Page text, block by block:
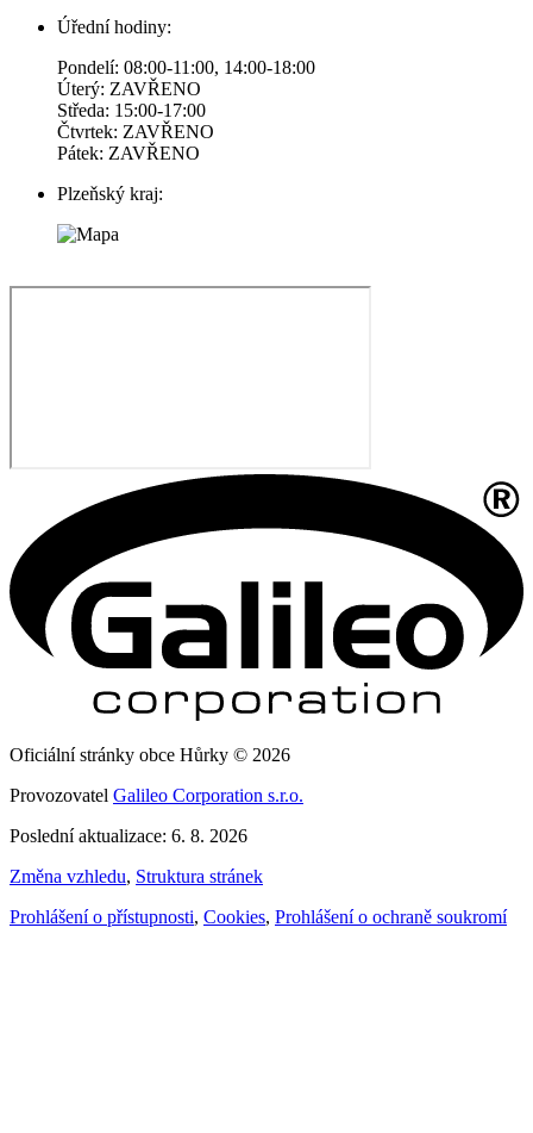
Úřední hodiny:
Pondelí: 08:00-11:00, 14:00-18:00
Úterý: ZAVŘENO
Středa: 15:00-17:00
Čtvrtek: ZAVŘENO
Pátek: ZAVŘENO
Plzeňský kraj:
Oficiální stránky obce Hůrky © 2026
Provozovatel Galileo Corporation s.r.o.
Poslední aktualizace: 6. 8. 2026
Změna vzhledu, Struktura stránek
Prohlášení o přístupnosti, Cookies, Prohlášení o ochraně soukromí